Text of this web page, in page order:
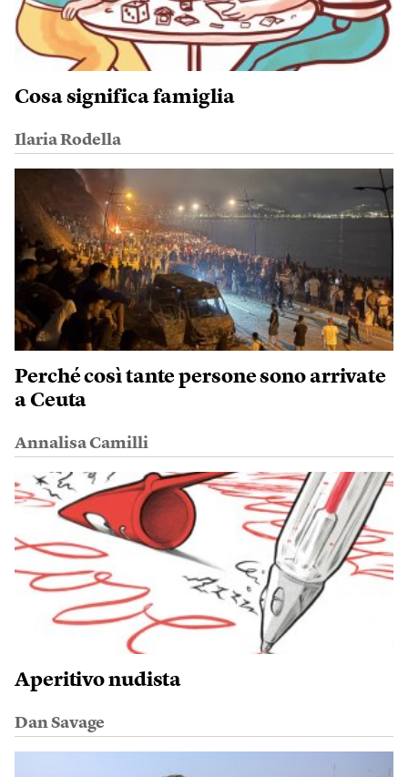
Cosa significa famiglia
Ilaria Rodella
Perché così tante persone sono arrivate
a Ceuta
Annalisa Camilli
Aperitivo nudista
Dan Savage